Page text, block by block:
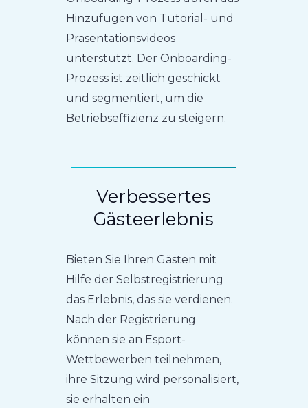
Hinzufügen von Tutorial- und
Präsentationsvideos
unterstützt. Der Onboarding-
Prozess ist zeitlich geschickt
und segmentiert, um die
Betriebseffizienz zu steigern.
Verbessertes
Gästeerlebnis
Bieten Sie Ihren Gästen mit
Hilfe der Selbstregistrierung
das Erlebnis, das sie verdienen.
Nach der Registrierung
können sie an Esport-
Wettbewerben teilnehmen,
ihre Sitzung wird personalisiert,
sie erhalten ein